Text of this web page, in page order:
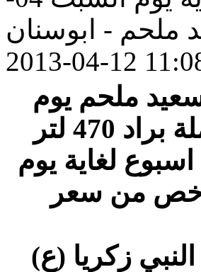
2013-04-12
سعيد ملحم يوم
جمعه والسبت والذي حقق نجاحاً باهراً لحملة براد 470 لتر
اسبوع لغاية يوم
- ارخص من سعر
زكريا (ع)